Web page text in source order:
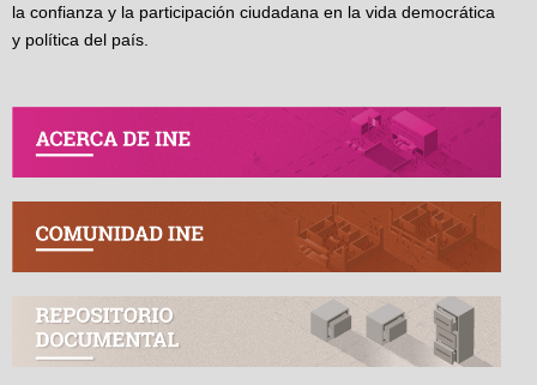
la confianza y la participación ciudadana en la vida democrática
y política del país.